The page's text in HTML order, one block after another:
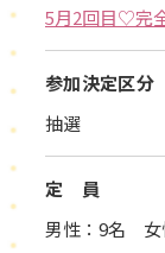
5月2回目♡完
参加決定区分
抽選
定 員
男性：9名 女